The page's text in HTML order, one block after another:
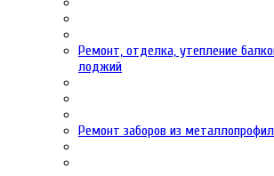
Ремонт, отделка, утепление
лоджий
Ремонт заборов из